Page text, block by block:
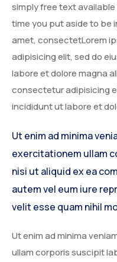
simply free text
time you put aside to be
amet, consectetLorem
adipisicing elit, sed do
labore et dolore magna
consectetur adipisicing
incididunt ut labore et
Ut enim ad minima
exercitationem ullam
nisi ut aliquid ex ea
autem vel eum iure
velit esse quam nihil
Ut enim ad minima
ullam corporis suscipit